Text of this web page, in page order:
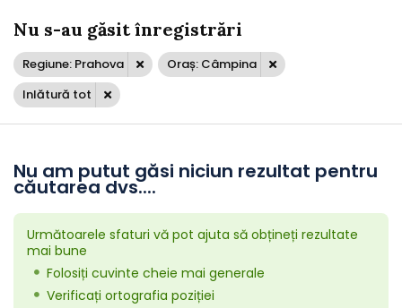
Nu s-au găsit înregistrări
Regiune: Prahova
Oraș: Câmpina
Inlătură tot
Nu am putut găsi niciun rezultat pentru
căutarea dvs....
Următoarele sfaturi vă pot ajuta să obțineți rezultate
mai bune
Folosiți cuvinte cheie mai generale
Verificați ortografia poziției